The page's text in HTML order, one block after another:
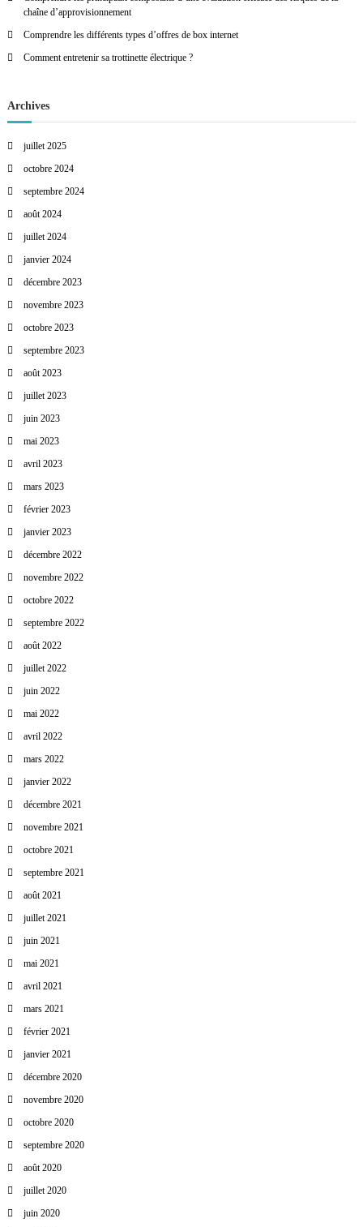
o
d
e
l
’
a
r
t
i
c
l
e
chaîne d’approvisionnement
Comprendre les différents types d’offres de box internet
Comment entretenir sa trottinette électrique ?
Archives
juillet 2025
octobre 2024
septembre 2024
août 2024
juillet 2024
janvier 2024
décembre 2023
novembre 2023
octobre 2023
septembre 2023
août 2023
juillet 2023
juin 2023
mai 2023
avril 2023
mars 2023
février 2023
janvier 2023
décembre 2022
novembre 2022
octobre 2022
septembre 2022
août 2022
juillet 2022
juin 2022
mai 2022
avril 2022
mars 2022
janvier 2022
décembre 2021
novembre 2021
octobre 2021
septembre 2021
août 2021
juillet 2021
juin 2021
mai 2021
avril 2021
mars 2021
février 2021
janvier 2021
décembre 2020
novembre 2020
octobre 2020
septembre 2020
août 2020
juillet 2020
juin 2020